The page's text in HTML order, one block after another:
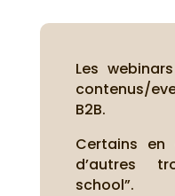
Les
contenus/
B2B.
Certains
d’autres
school”.